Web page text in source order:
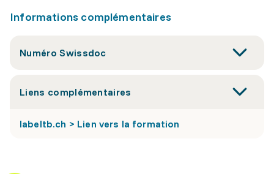
Informations complémentaires
Numéro Swissdoc
Liens complémentaires
labeltb.ch > Lien vers la formation